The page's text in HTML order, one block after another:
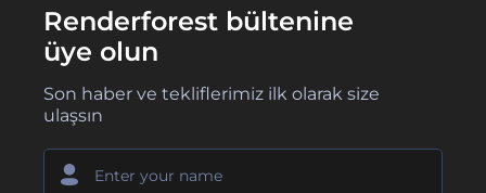
Renderforest bültenine
üye olun
Son haber ve tekliflerimiz ilk olarak size
ulaşsın